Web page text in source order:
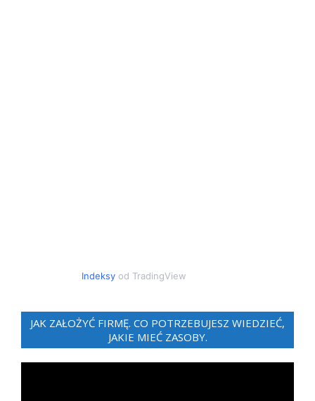
Indeksyod TradingView
JAK ZAŁOŻYĆ FIRMĘ. CO POTRZEBUJESZ WIEDZIEĆ,
JAKIE MIEĆ ZASOBY.